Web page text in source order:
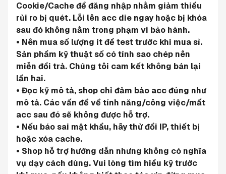
Cookie/Cache để đăng nhập nhằm giảm thiểu
rủi ro bị quét. Lỗi lên acc die ngay hoặc bị khóa
sau đó không nằm trong phạm vi bảo hành.
• Nên mua số lượng ít để test trước khi mua sỉ.
Sản phẩm kỹ thuật số có tính sao chép nên
miễn đổi trả. Chúng tôi cam kết không bán lại
lần hai.
• Đọc kỹ mô tả, shop chỉ đảm bảo acc đúng như
mô tả. Các vấn đề về tính năng/công việc/mất
acc sau đó sẽ không được hỗ trợ.
• Nếu báo sai mật khẩu, hãy thử đổi IP, thiết bị
hoặc xóa cache.
• Shop hỗ trợ hướng dẫn nhưng không có nghĩa
vụ dạy cách dùng. Vui lòng tìm hiểu kỹ trước